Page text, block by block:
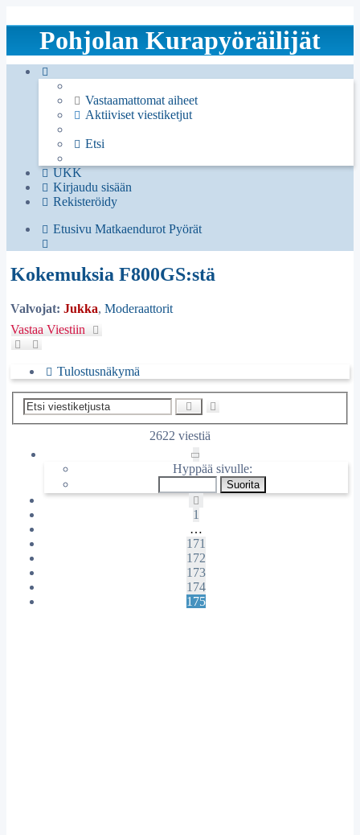
Pohjolan Kurapyöräilijät
Vastaamattomat aiheet
Aktiiviset viestiketjut
Etsi
UKK
Kirjaudu sisään
Rekisteröidy
Etusivu Matkaendurot Pyörät
Kokemuksia F800GS:stä
Valvojat: Jukka, Moderaattorit
Vastaa Viestiin
Tulostusnäkymä
Etsi
2622 viestiä
Sivu
175/175
Hyppää sivulle:
Edellinen
1
…
171
172
173
174
175